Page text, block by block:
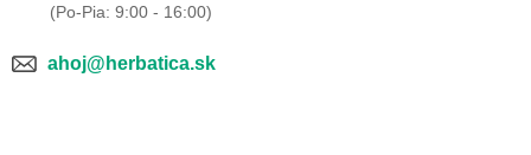
ahoj@herbatica.sk